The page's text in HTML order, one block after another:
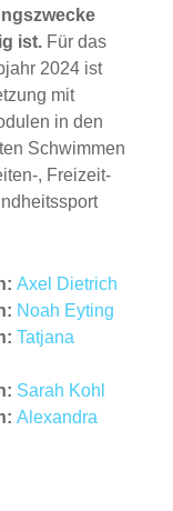
ist. Für das
2024 ist
mit
in den
Schwimmen
, Freizeit-
Axel Dietrich
Noah Eyting
Tatjana
Sarah Kohl
Alexandra